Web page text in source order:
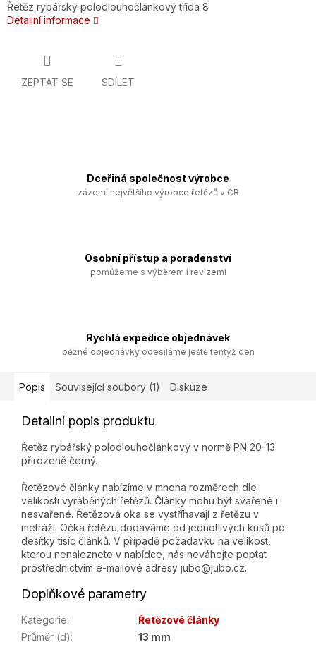
Řetěz rybářský polodlouhočlánkový třída 8
Detailní informace
ZEPTAT SE SDÍLET
Dceřiná společnost výrobce
zázemí největšího výrobce řetězů v ČR
Osobní přístup a poradenství
pomůžeme s výběrem i revizemi
Rychlá expedice objednávek
běžné objednávky odesíláme ještě tentýž den
Popis Související soubory (1) Diskuze
Detailní popis produktu
Řetěz rybářský polodlouhočlánkový v normě PN 20-13
přirozeně černý.
Řetězové články nabízíme v mnoha rozměrech dle
velikosti vyráběných řetězů. Články mohu být svařené i
nesvařené. Řetězová oka se vystříhavají z řetězu v
metráži. Očka řetězu dodáváme od jednotlivých kusů po
desítky tisíc článků. V případě požadavku na velikost,
kterou nenaleznete v nabídce, nás neváhejte poptat
prostřednictvím e-mailové adresy jubo@jubo.cz.
Doplňkové parametry
Kategorie:
Řetězové články
Průměr (d):
13 mm